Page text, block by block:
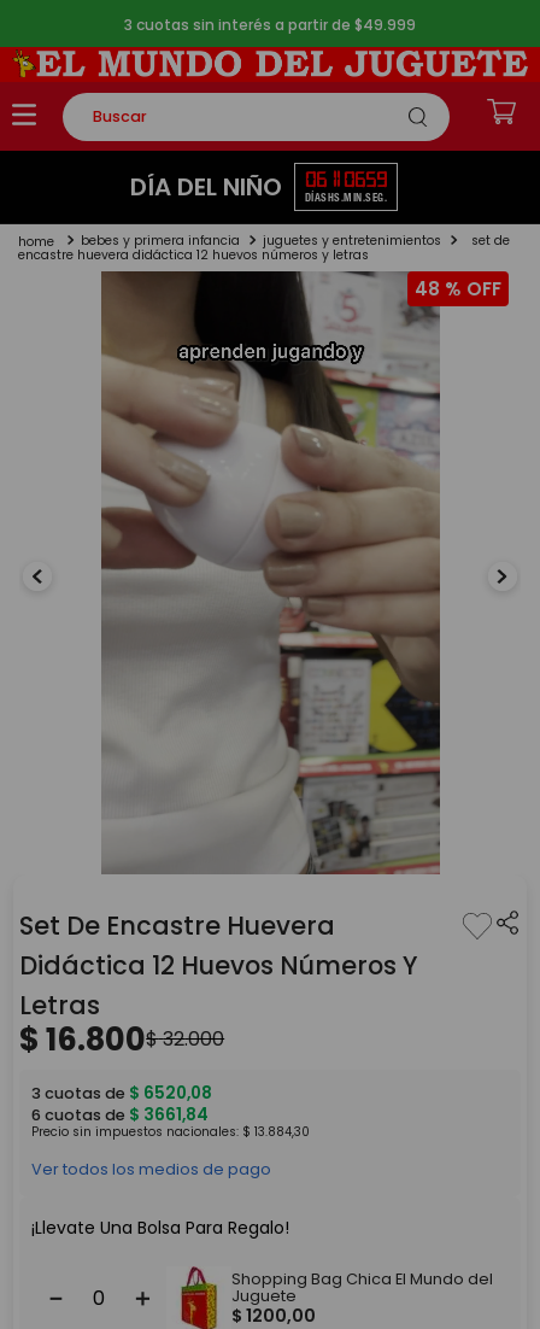
3 cuotas sin interés a partir de $49.999
Buscar
TÉRMINOS MÁS BUSCADOS
2.
lego
DÍA DEL NIÑO 06
DÍAS
11
HS.
06
MIN.
59
SEG.
bebes y primera infancia juguetes y entretenimientos set de
encastre huevera didáctica 12 huevos números y letras
48 %
Set De Encastre Huevera
Didáctica 12 Huevos Números Y
Letras
$16.800$32.000
3 cuotas de $ 6520,08
6 cuotas de $ 3661,84
Precio sin impuestos nacionales: $ 13.884,30
Ver todos los medios de pago
¡Llevate Una Bolsa Para Regalo!
＋
－
Shopping Bag Chica El Mundo del
Juguete
$ 1200,00